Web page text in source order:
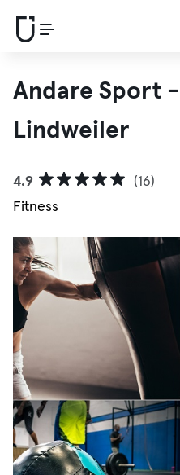
Andare Sport
Lindweiler
4.9
(16)
Fitness